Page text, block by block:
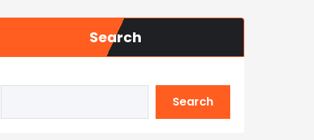
Search
Search